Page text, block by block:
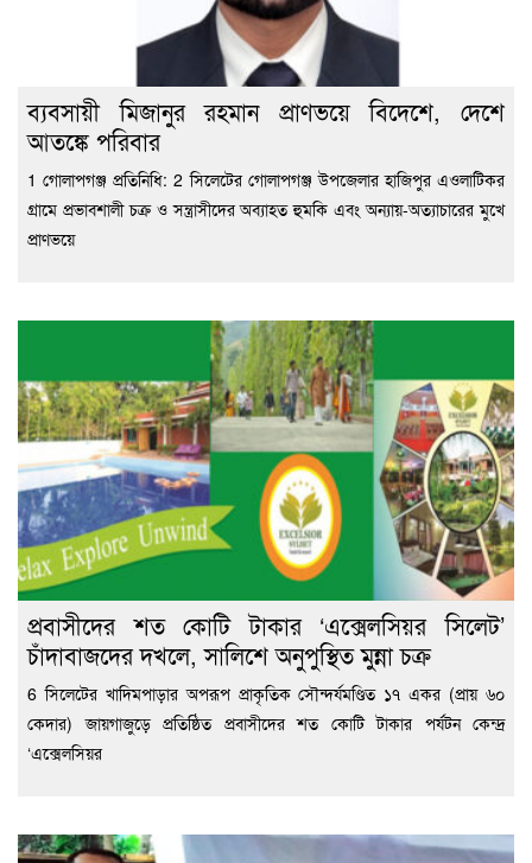
ব্যবসায়ী মিজানুর রহমান প্রাণভয়ে বিদেশে, দেশে
আতঙ্কে পরিবার
1 গোলাপগঞ্জ প্রতিনিধি: 2 সিলেটের গোলাপগঞ্জ উপজেলার হাজিপুর এওলাটিকর
গ্রামে প্রভাবশালী চক্র ও সন্ত্রাসীদের অব্যাহত হুমকি এবং অন্যায়-অত্যাচারের মুখে
প্রাণভয়ে
প্রবাসীদের শত কোটি টাকার ‘এক্সেলসিয়র সিলেট’
চাঁদাবাজদের দখলে, সালিশে অনুপুস্থিত মুন্না চক্র
6 সিলেটের খাদিমপাড়ার অপরূপ প্রাকৃতিক সৌন্দর্যমণ্ডিত ১৭ একর (প্রায় ৬০
কেদার) জায়গাজুড়ে প্রতিষ্ঠিত প্রবাসীদের শত কোটি টাকার পর্যটন কেন্দ্র
‘এক্সেলসিয়র